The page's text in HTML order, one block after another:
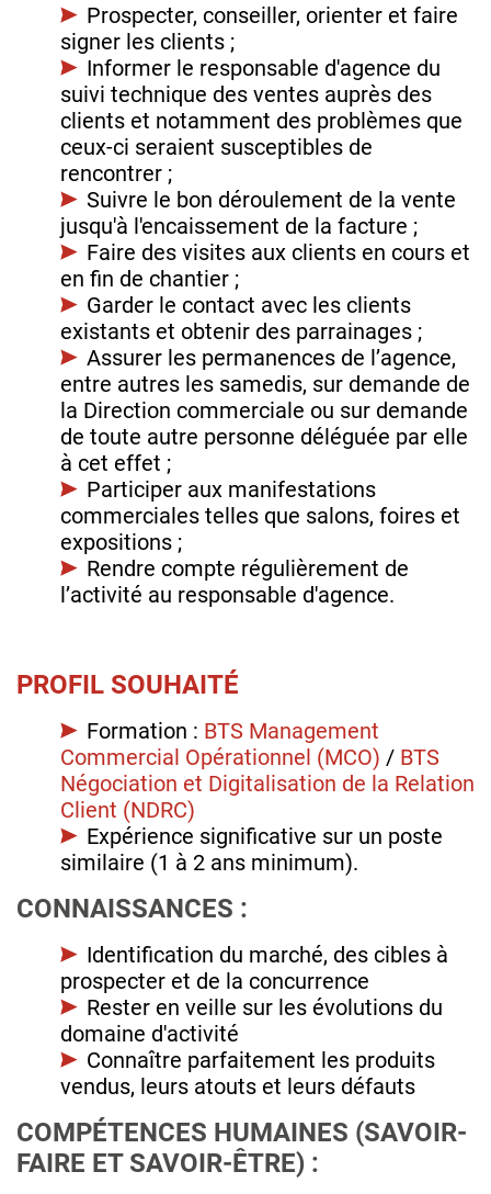
Prospecter, conseiller, orienter et faire
signer les clients ;
Informer le responsable d'agence du
suivi technique des ventes auprès des
clients et notamment des problèmes que
ceux-ci seraient susceptibles de
rencontrer ;
Suivre le bon déroulement de la vente
jusqu'à l'encaissement de la facture ;
Faire des visites aux clients en cours et
en fin de chantier ;
Garder le contact avec les clients
existants et obtenir des parrainages ;
Assurer les permanences de l’agence,
entre autres les samedis, sur demande de
la Direction commerciale ou sur demande
de toute autre personne déléguée par elle
à cet effet ;
Participer aux manifestations
commerciales telles que salons, foires et
expositions ;
Rendre compte régulièrement de
l’activité au responsable d'agence.
PROFIL SOUHAITÉ
Formation : BTS Management
Commercial Opérationnel (MCO) / BTS
Négociation et Digitalisation de la Relation
Client (NDRC)
Expérience significative sur un poste
similaire (1 à 2 ans minimum).
CONNAISSANCES :
Identification du marché, des cibles à
prospecter et de la concurrence
Rester en veille sur les évolutions du
domaine d'activité
Connaître parfaitement les produits
vendus, leurs atouts et leurs défauts
COMPÉTENCES HUMAINES (SAVOIR-
FAIRE ET SAVOIR-ÊTRE) :